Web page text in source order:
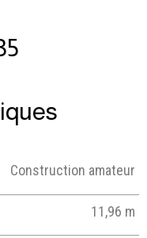
Construction amateur
11,96 m